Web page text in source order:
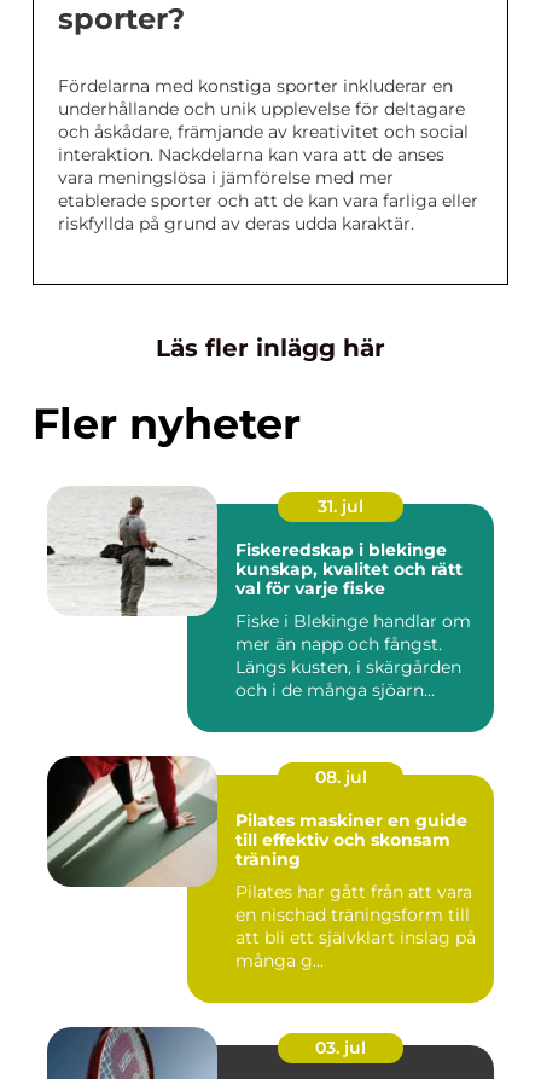
sporter?
Fördelarna med konstiga sporter inkluderar en
underhållande och unik upplevelse för deltagare
och åskådare, främjande av kreativitet och social
interaktion. Nackdelarna kan vara att de anses
vara meningslösa i jämförelse med mer
etablerade sporter och att de kan vara farliga eller
riskfyllda på grund av deras udda karaktär.
Läs fler inlägg här
Fler nyheter
31. jul
Fiskeredskap i blekinge
kunskap, kvalitet och rätt
val för varje fiske
Fiske i Blekinge handlar om
mer än napp och fångst.
Längs kusten, i skärgården
och i de många sjöarn...
08. jul
Pilates maskiner en guide
till effektiv och skonsam
träning
Pilates har gått från att vara
en nischad träningsform till
att bli ett självklart inslag på
många g...
03. jul